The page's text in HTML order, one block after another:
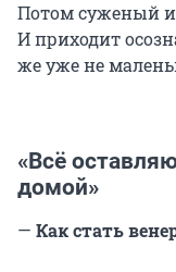
Потом суженый
И приходит
же уже не
«Всё
домой»
— Как стать